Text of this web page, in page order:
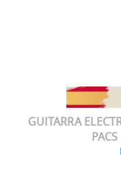
GUITARRA